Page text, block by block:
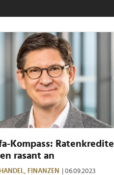
Kompass: Ratenkredite
rasant an
HANDEL, FINANZEN | 06.09.2023